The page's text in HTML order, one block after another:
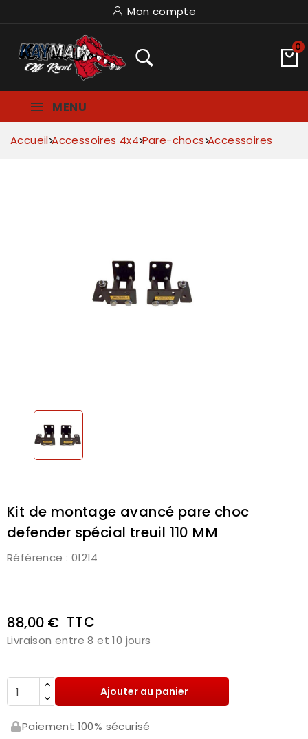
Mon compte
0
MENU
Accueil Accessoires 4x4 Pare-chocs Accessoires
Kit de montage avancé pare choc
defender spécial treuil 110 MM
Référence : 01214
88,00 € TTC
Livraison entre 8 et 10 jours
Ajouter au panier
Paiement 100% sécurisé